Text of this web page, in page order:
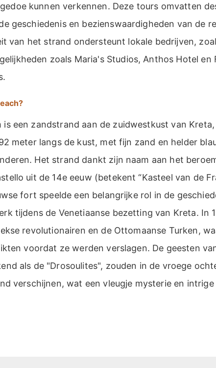
kunnen verkennen. Deze tours omvatten
geschiedenis en bezienswaardigheden van de
van het strand ondersteunt lokale bedrijven,
zoals Maria's Studios, Anthos Hotel en
is een zandstrand aan de zuidwestkust van
meter langs de kust, met fijn zand en helder
Het strand dankt zijn naam aan het
uit de 14e eeuw (betekent “Kasteel van de
fort speelde een belangrijke rol in de
tijdens de Venetiaanse bezetting van Kreta. In
revolutionairen en de Ottomaanse Turken,
voordat ze werden verslagen. De geesten
als de "Drosoulites", zouden in de vroege
verschijnen, wat een vleugje mysterie en